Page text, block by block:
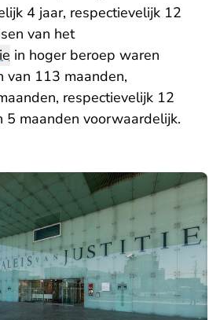
4 jaar, respectievelijk 12
van het
in hoger beroep waren
van 113 maanden,
respectievelijk 12
5 maanden voorwaardelijk.